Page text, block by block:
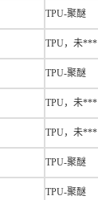
TPU-聚醚
TPU，未***
TPU-聚醚
TPU，未***
TPU，未***
TPU-聚醚
TPU-聚醚